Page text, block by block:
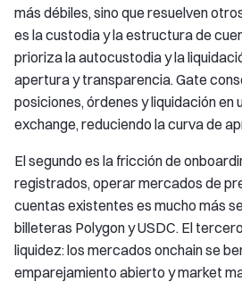
más débiles, sino que resuelven
es la custodia y la estructura de
prioriza la autocustodia y la
apertura y transparencia. Gate
posiciones, órdenes y liquidación en
exchange, reduciendo la curva de
El segundo es la fricción de
registrados, operar mercados de
cuentas existentes es mucho más
billeteras Polygon y USDC. El
liquidez: los mercados onchain se
emparejamiento abierto y market